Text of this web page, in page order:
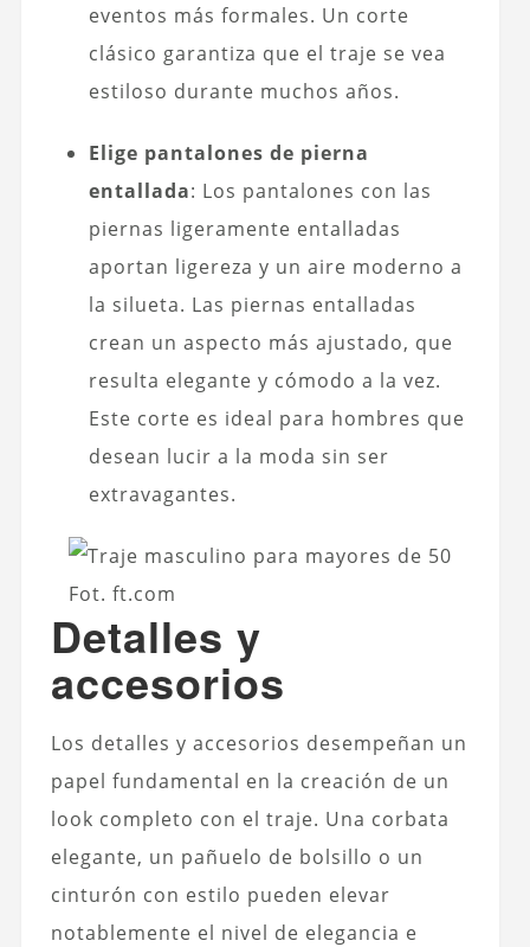
eventos más formales. Un corte
clásico garantiza que el traje se vea
estiloso durante muchos años.
Elige pantalones de pierna
entallada: Los pantalones con las
piernas ligeramente entalladas
aportan ligereza y un aire moderno a
la silueta. Las piernas entalladas
crean un aspecto más ajustado, que
resulta elegante y cómodo a la vez.
Este corte es ideal para hombres que
desean lucir a la moda sin ser
extravagantes.
Fot. ft.com
Detalles y
accesorios
Los detalles y accesorios desempeñan un
papel fundamental en la creación de un
look completo con el traje. Una corbata
elegante, un pañuelo de bolsillo o un
cinturón con estilo pueden elevar
notablemente el nivel de elegancia e